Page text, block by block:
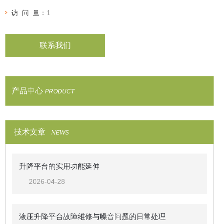
访 问 量： 1
联系我们
产品中心 PRODUCT
技术文章 NEWS
升降平台的实用功能延伸
2026-04-28
液压升降平台故障维修与噪音问题的日常处理